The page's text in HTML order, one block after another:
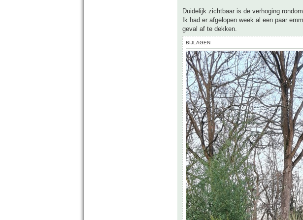
Duidelijk zichtbaar is de verhoging
Ik had er afgelopen week al een paar
geval af te dekken.
BIJLAGEN